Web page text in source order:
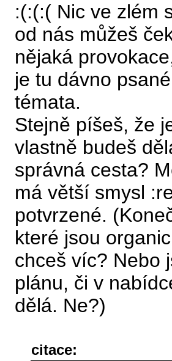
:(:(:( Nic ve zlém
od nás můžeš
nějaká
je tu dávno
témata.
Stejně píšeš, že
vlastně budeš
správná cesta?
má větší smysl
potvrzené.
které jsou
chceš víc? Nebo
plánu, či v
dělá. Ne?)
citace: